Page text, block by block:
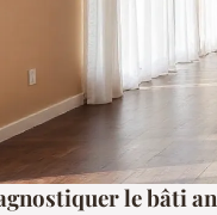
le bâti